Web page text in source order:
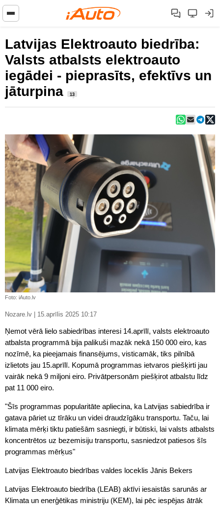
Latvijas Elektroauto biedrība:
Valsts atbalsts elektroauto
iegādei - pieprasīts, efektīvs un
jāturpina
13
Foto: iAuto.lv
Nozare.lv | 15.aprīlis 2025 10:17
Ņemot vērā lielo sabiedrības interesi 14.aprīlī, valsts elektroauto
atbalsta programmā bija palikuši mazāk nekā 150 000 eiro, kas
nozīmē, ka pieejamais finansējums, visticamāk, tiks pilnībā
izlietots jau 15.aprīlī. Kopumā programmas ietvaros piešķirti jau
vairāk nekā 9 miljoni eiro. Privātpersonām piešķirot atbalstu līdz
pat 11 000 eiro.
"Šīs programmas popularitāte apliecina, ka Latvijas sabiedrība ir
gatava pāriet uz tīrāku un videi draudzīgāku transportu. Taču, lai
klimata mērķi tiktu patiešām sasniegti, ir būtiski, lai valsts atbalsts
koncentrētos uz bezemisiju transportu, sasniedzot patiesos šīs
programmas mērķus"
Latvijas Elektroauto biedrības valdes loceklis Jānis Bekers
Latvijas Elektroauto biedrība (LEAB) aktīvi iesaistās sarunās ar
Klimata un enerģētikas ministriju (KEM), lai pēc iespējas ātrāk